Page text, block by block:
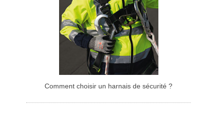
Comment choisir un harnais de sécurité ?